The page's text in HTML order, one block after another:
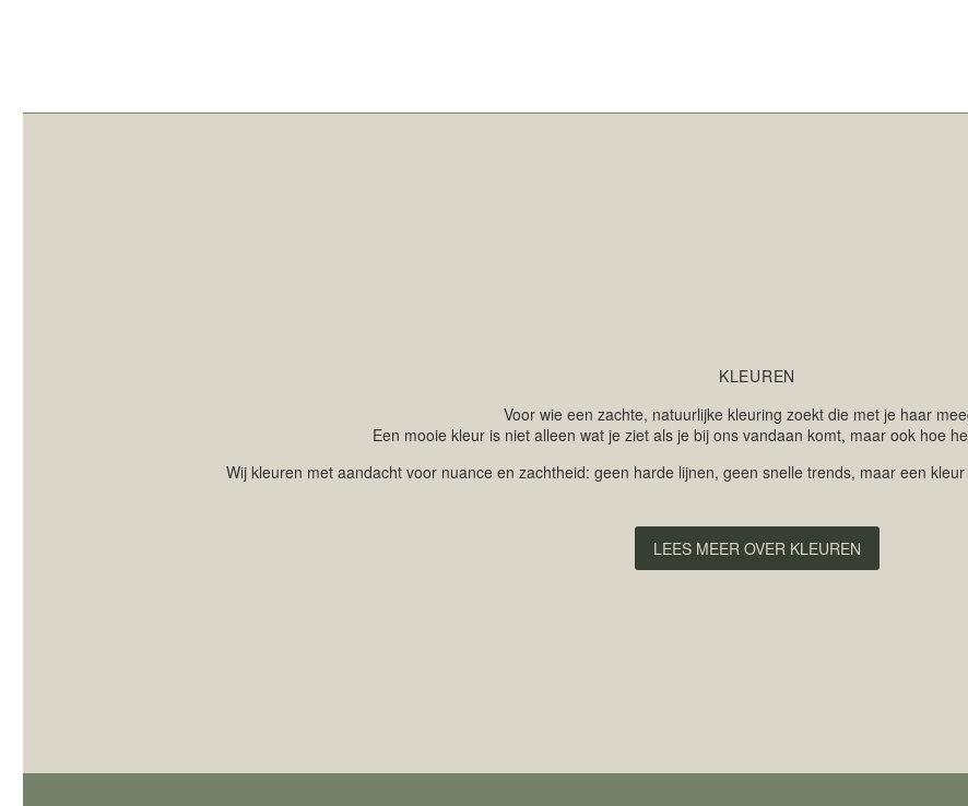
KLEUREN
Voor wie een zachte, natuurlijke kleuring zoekt die met je haar
Een mooie kleur is niet alleen wat je ziet als je bij ons vandaan komt, maar ook hoe
Wij kleuren met aandacht voor nuance en zachtheid: geen harde lijnen, geen snelle trends, maar een
LEES MEER OVER KLEUREN